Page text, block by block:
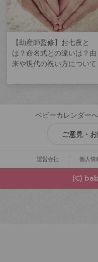
【助産師監修】お七夜と
は？命名式との違いは？由
来や現代の祝い方について
ベビーカレンダー
ご意見・
運営会社 個人情
(C)